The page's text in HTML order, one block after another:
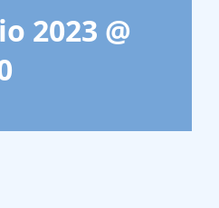
2023 @